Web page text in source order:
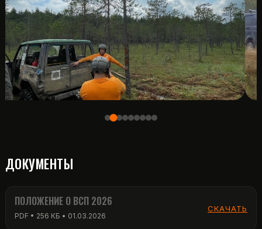
ПОЛОЖЕНИЕ О ВСП 2026